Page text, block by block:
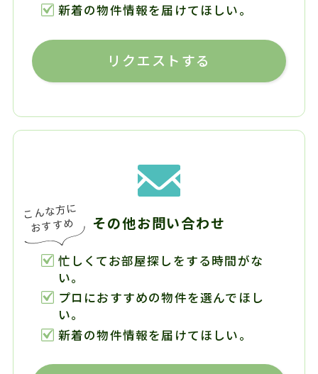
新着の物件情報を届けてほしい。
リクエストする
その他お問い合わせ
忙しくてお部屋探しをする時間がな
い。
プロにおすすめの物件を選んでほし
い。
新着の物件情報を届けてほしい。